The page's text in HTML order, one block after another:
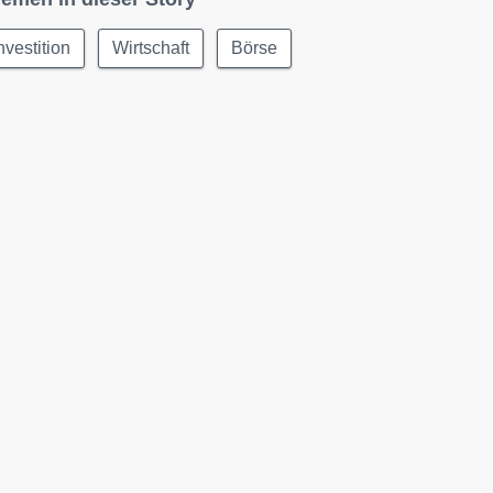
Wirtschaft Börse